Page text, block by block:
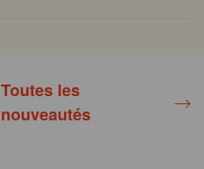
Toutes les
nouveautés